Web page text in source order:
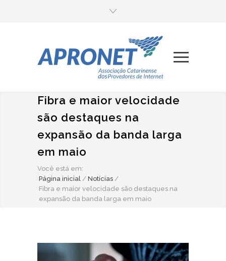
Fibra e maior velocidade
são destaques na
expansão da banda larga
em maio
Você está em:
Página inicial / Notícias /
Fibra e maior velocidade são destaques na
expansão da banda larga em maio